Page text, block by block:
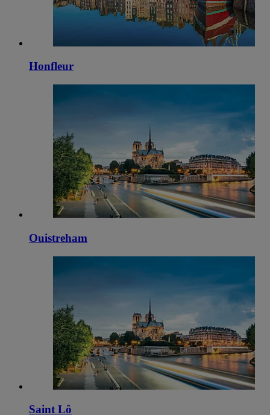
Honfleur
Ouistreham
Saint Lô